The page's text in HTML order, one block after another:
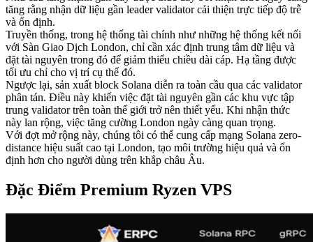
tăng rằng nhận dữ liệu gần leader validator cải thiện trực tiếp độ trễ
và ổn định.
Truyền thống, trong hệ thống tài chính như những hệ thống kết nối
với Sàn Giao Dịch London, chỉ cần xác định trung tâm dữ liệu và
đặt tài nguyên trong đó để giảm thiểu chiều dài cáp. Hạ tầng được
tối ưu chỉ cho vị trí cụ thể đó.
Ngược lại, sản xuất block Solana diễn ra toàn cầu qua các validator
phân tán. Điều này khiến việc đặt tài nguyên gần các khu vực tập
trung validator trên toàn thế giới trở nên thiết yếu. Khi nhận thức
này lan rộng, việc tăng cường London ngày càng quan trọng.
Với đợt mở rộng này, chúng tôi có thể cung cấp mạng Solana zero-
distance hiệu suất cao tại London, tạo môi trường hiệu quả và ổn
định hơn cho người dùng trên khắp châu Âu.
Đặc Điểm Premium Ryzen VPS